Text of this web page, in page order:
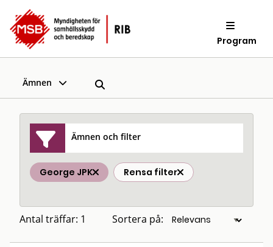
Program
Ämnen
Ämnen och filter
George JPK Rensa filter
Antal träffar: 1 Sortera på: